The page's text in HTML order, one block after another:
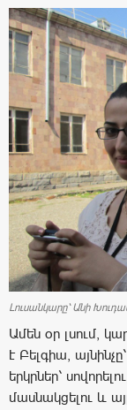
Լուսանկարը՝ Անի
Ամեն օր լսում,
է Բելգիա,
երկրներ՝
մասնակցելու և